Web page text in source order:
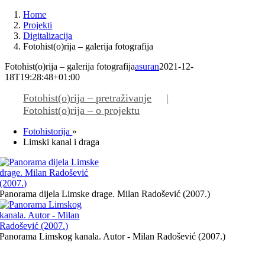
Home
Projekti
Digitalizacija
Fotohist(o)rija – galerija fotografija
Fotohist(o)rija – galerija fotografijaasuran2021-12-
18T19:28:48+01:00
Fotohist(o)rija – pretraživanje
Fotohist(o)rija – o projektu
Fotohistorija »
Limski kanal i draga
Panorama dijela Limske drage. Milan Radošević (2007.)
Panorama Limskog kanala. Autor - Milan Radošević (2007.)